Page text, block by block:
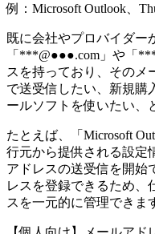
例：Microsoft Outlook、
既に会社やプロバイダー
「***@●●●.com」や「
スを持っており、そのメ
で送受信したい、新規購
ールソフトを使いたい、
たとえば、「Microsoft
行元から提供される設定
アドレスの送受信を開始
レスを登録できるため、
スを一元的に管理できま